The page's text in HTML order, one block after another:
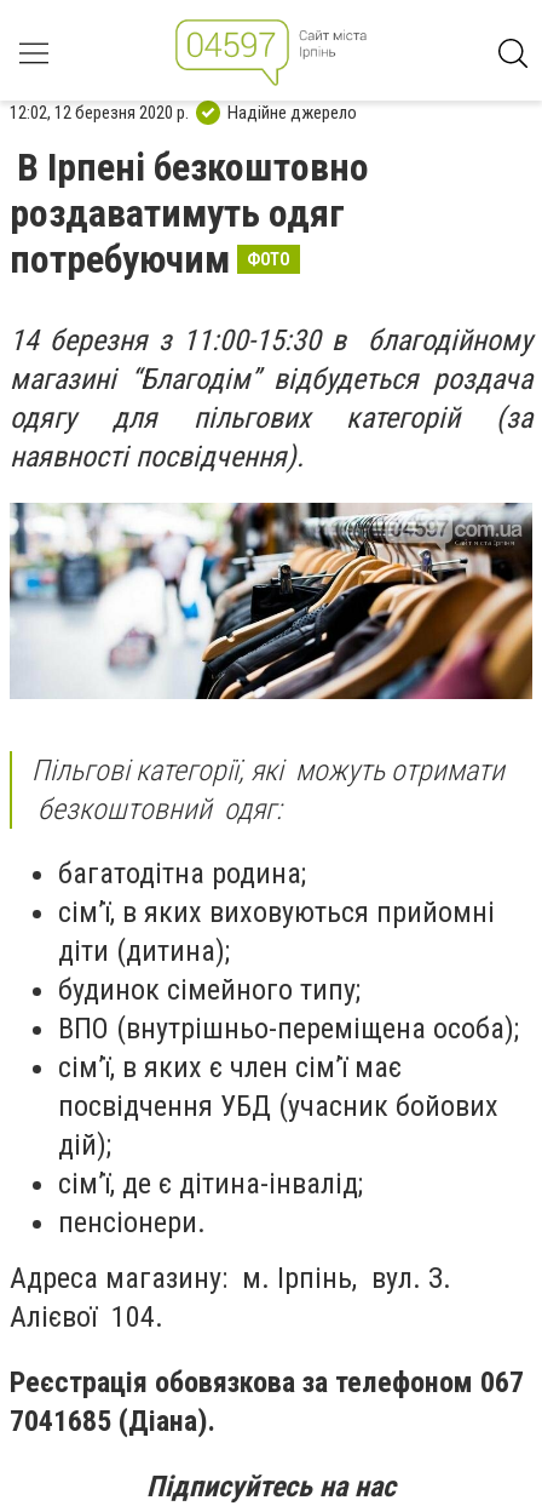
12:02, 12 березня 2020 р. Надійне джерело
В Ірпені безкоштовно
роздаватимуть одяг
потребуючим
ФОТО
14 березня з 11:00-15:30 в благодійному
магазині “Благодім” відбудеться роздача
одягу для пільгових категорій (за
наявності посвідчення).
Пільгові категорії, які можуть отримати
безкоштовний одяг:
багатодітна родина;
сім’ї, в яких виховуються прийомні
діти (дитина);
будинок сімейного типу;
ВПО (внутрішньо-переміщена особа);
сім’ї, в яких є член сім’ї має
посвідчення УБД (учасник бойових
дій);
сім’ї, де є дітина-інвалід;
пенсіонери.
Адреса магазину: м. Ірпінь, вул. З.
Алієвої 104.
Реєстрація обовязкова за телефоном 067
7041685 (Діана).
Підписуйтесь на нас